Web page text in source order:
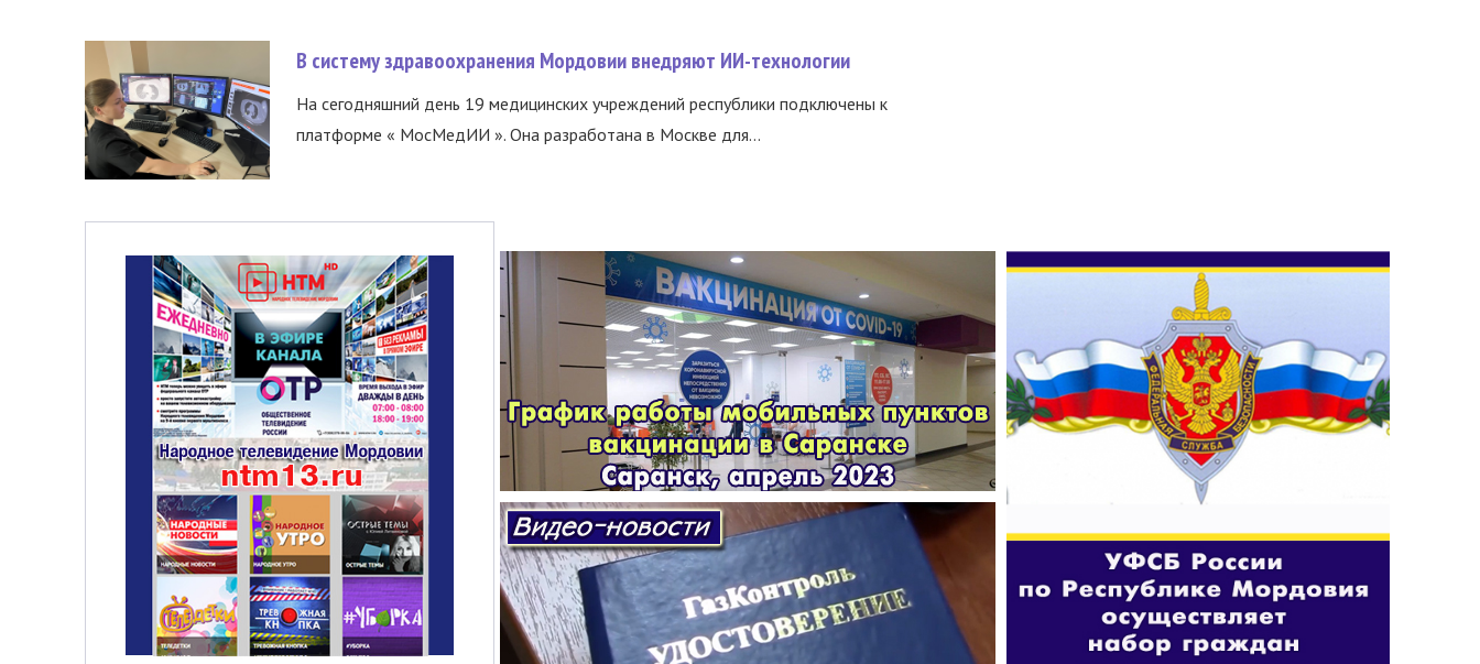
В систему здравоохранения Мордовии внедряют ИИ-технологии
На сегодняшний день 19 медицинских учреждений республики подключены к
платформе « МосМедИИ ». Она разработана в Москве для...